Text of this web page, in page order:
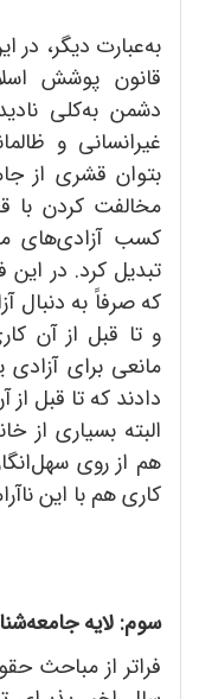
به‌عبارت دیگر، در
قانون پوشش
دشمن به‌کلی
غیرانسانی و
بتوان قشری از
مخالفت کردن با
کسب آزادی‌های
تبدیل کرد. در این
که صرفاً به دنبال
و تا قبل از آن
مانعی برای آزادی
دادند که تا قبل
البته بسیاری از
هم از روی
کاری هم با این
سوم: لایه
فراتر از مباحث